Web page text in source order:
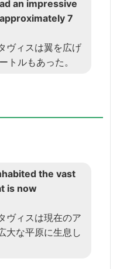
an impressive
7
ヴィスは翼を広げ
トルもあった。
the vast
is now
ヴィスは現在のア
大な平原に生息し